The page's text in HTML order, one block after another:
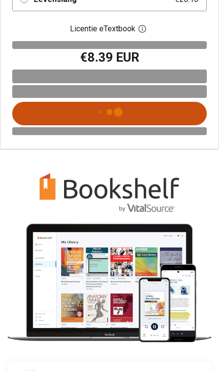
Licentie eTextbook Open het
€8.39 EUR